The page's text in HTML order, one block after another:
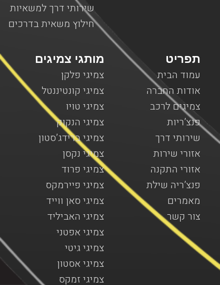
שירותי דרך למשאיות
חילוץ משאית בדרכים
מותגי צמיגים
צמיגי פלקן
צמיגי קונטיננטל
צמיגי טויו
צמיגי הנקוק
צמיגי ברידג’סטון
צמיגי נקסן
צמיגי פרוד
צמיגי פיירמקס
צמיגי סאן ווייד
צמיגי האביליד
צמיגי אפטני
צמיגי גיטי
צמיגי אסטון
צמיגי זמקס
תפריט
עמוד הבית
אודות החברה
צמיגים לרכב
פנצ’ריות
שירותי דרך
אזורי שירות
אזורי התקנה
פנצ’ריה שילת
מאמרים
צור קשר